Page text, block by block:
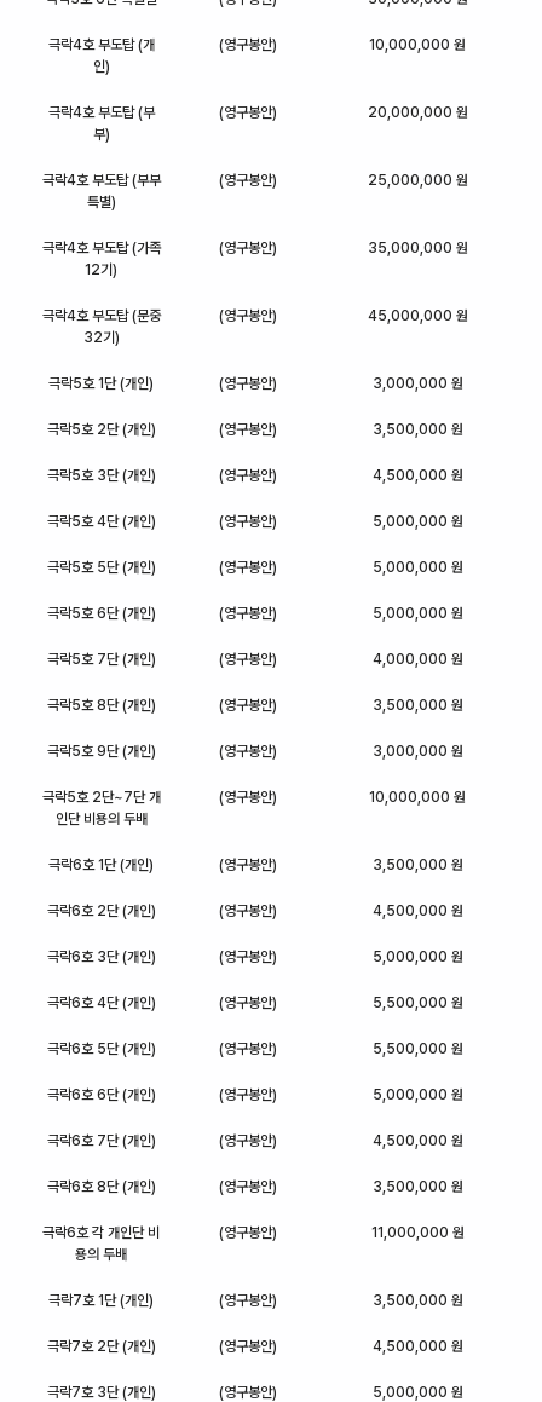
극락4호 부도탑 (개
인)
(영구봉안) 10,000,000 원
극락4호 부도탑 (부
부)
(영구봉안) 20,000,000 원
극락4호 부도탑 (부부
특별)
(영구봉안) 25,000,000 원
극락4호 부도탑 (가족
12기)
(영구봉안) 35,000,000 원
극락4호 부도탑 (문중
32기)
(영구봉안) 45,000,000 원
극락5호 1단 (개인) (영구봉안) 3,000,000 원
극락5호 2단 (개인) (영구봉안) 3,500,000 원
극락5호 3단 (개인) (영구봉안) 4,500,000 원
극락5호 4단 (개인) (영구봉안) 5,000,000 원
극락5호 5단 (개인) (영구봉안) 5,000,000 원
극락5호 6단 (개인) (영구봉안) 5,000,000 원
극락5호 7단 (개인) (영구봉안) 4,000,000 원
극락5호 8단 (개인) (영구봉안) 3,500,000 원
극락5호 9단 (개인) (영구봉안) 3,000,000 원
극락5호 2단~7단 개
인단 비용의 두배
(영구봉안) 10,000,000 원
극락6호 1단 (개인) (영구봉안) 3,500,000 원
극락6호 2단 (개인) (영구봉안) 4,500,000 원
극락6호 3단 (개인) (영구봉안) 5,000,000 원
극락6호 4단 (개인) (영구봉안) 5,500,000 원
극락6호 5단 (개인) (영구봉안) 5,500,000 원
극락6호 6단 (개인) (영구봉안) 5,000,000 원
극락6호 7단 (개인) (영구봉안) 4,500,000 원
극락6호 8단 (개인) (영구봉안) 3,500,000 원
극락6호 각 개인단 비
용의 두배
(영구봉안) 11,000,000 원
극락7호 1단 (개인) (영구봉안) 3,500,000 원
극락7호 2단 (개인) (영구봉안) 4,500,000 원
극락7호 3단 (개인) (영구봉안) 5,000,000 원